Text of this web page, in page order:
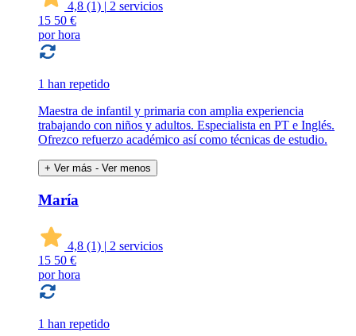
4,8 (1) | 2 servicios
15 50 €
por hora
1 han repetido
Maestra de infantil y primaria con amplia experiencia
trabajando con niños y adultos. Especialista en PT e Inglés.
Ofrezco refuerzo académico así como técnicas de estudio.
+ Ver más - Ver menos
María
4,8 (1) | 2 servicios
15 50 €
por hora
1 han repetido